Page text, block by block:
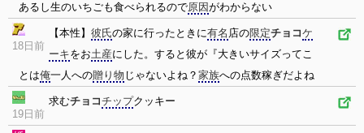
あるし生のいちごも食べられるので原因がわからない
18日前
【本性】 彼氏の家に行ったときに有名 店の限定チョコケ
ーキをお土産にした。すると彼が『大きいサイズってこ
とは俺一人への贈り物 じゃないよね？ 家族への点数稼ぎだよね
19日前
求むチョコチップクッキー